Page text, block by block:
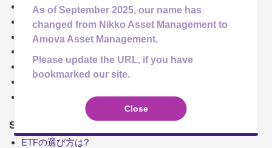
世界のETF事情
ETFと投資信託、株式の違い
ETFの仕組み
需給による市場価格のずれ
どのくらいから買える？
Step.2 ETFの選び方は?
ETFの選び方は?
As of September 2025, our name has
changed from Nikko Asset Management to
Amova Asset Management.
Please update the URL, if you have
bookmarked our site.
Close